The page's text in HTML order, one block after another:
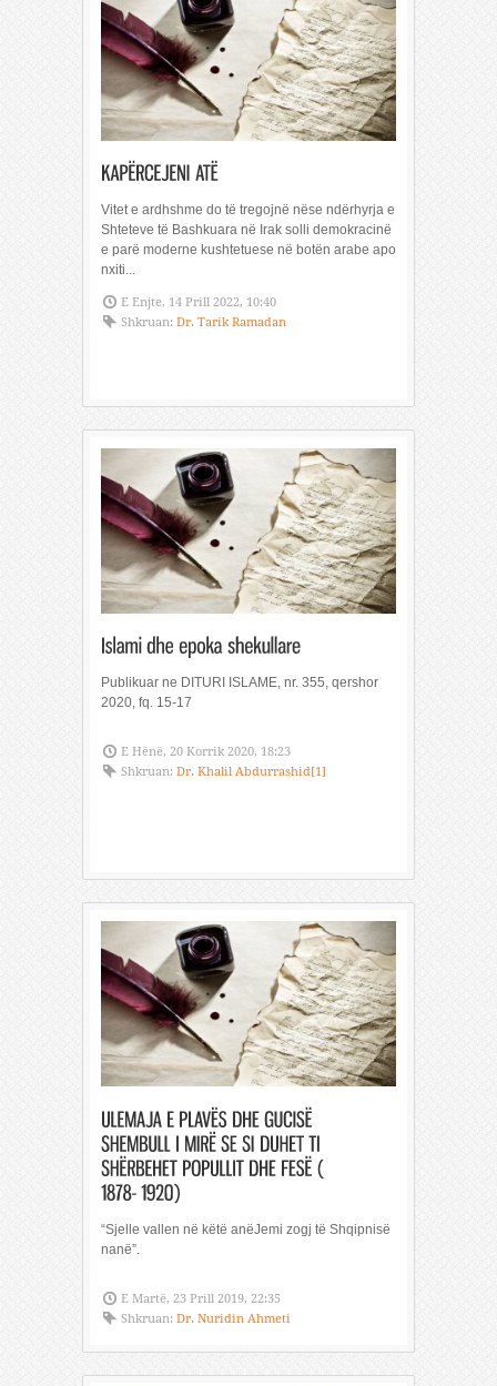
Vitet e ardhshme do të tregojnë nëse ndërhyrja e
Shteteve të Bashkuara në Irak solli demokracinë
e parë moderne kushtetuese në botën arabe apo
nxiti...
E Enjte, 14 Prill 2022, 10:40
Shkruan: Dr. Tarik Ramadan
Publikuar ne DITURI ISLAME, nr. 355, qershor
2020, fq. 15-17
E Hënë, 20 Korrik 2020, 18:23
Shkruan: Dr. Khalil Abdurrashid[1]
“Sjelle vallen në këtë anëJemi zogj të Shqipnisë
nanë”.
E Martë, 23 Prill 2019, 22:35
Shkruan: Dr. Nuridin Ahmeti